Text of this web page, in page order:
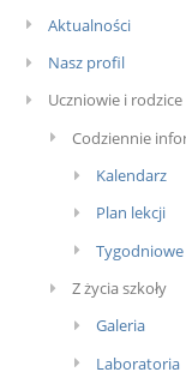
Aktualności
Nasz profil
Uczniowie i rodzice
Codziennie
Kalendarz
Plan lekcji
Z życia szkoły
Galeria
Laboratoria